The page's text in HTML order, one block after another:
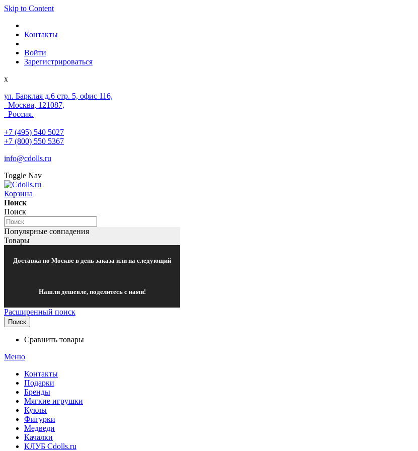
Skip to Content
Контакты
Войти
Зарегистрироваться
x
ул. Барклая д.6 стр. 5, офис 116,
Москва, 121087,
Россия.
+7 (495) 540 5027
+7 (800) 550 5367
info@cdolls.ru
Toggle Nav
Корзина
Поиск
Поиск
Популярные совпадения
Товары
Доставка по Москве в день заказа или на следующий
Нашли дешевле, поделитесь с нами!
Расширенный поиск
Поиск
Сравнить товары
Меню
Контакты
Подарки
Бренды
Мягкие игрушки
Куклы
Фигурки
Медведи
Качалки
КЛУБ Cdolls.ru